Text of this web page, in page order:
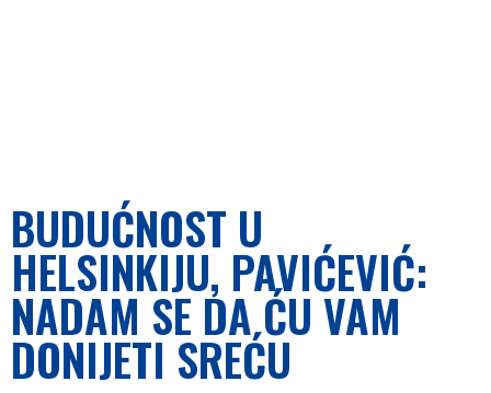
BUDUĆNOST U
HELSINKIJU, PAVIĆEVIĆ:
NADAM SE DA ĆU VAM
DONIJETI SREĆU